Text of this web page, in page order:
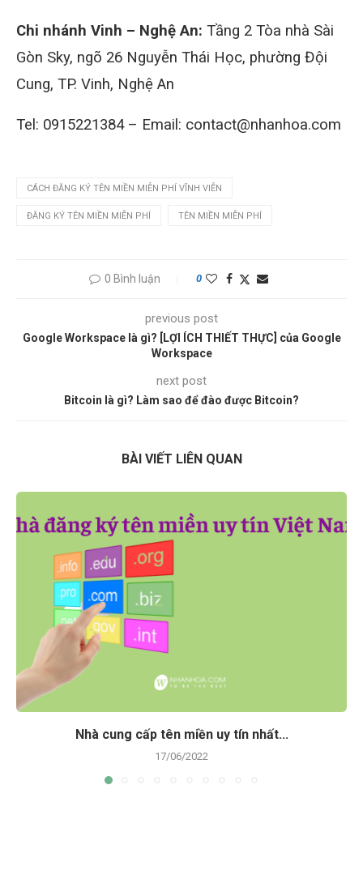
Chi nhánh Vinh – Nghệ An: Tầng 2 Tòa nhà Sài
Gòn Sky, ngõ 26 Nguyễn Thái Học, phường Đội
Cung, TP. Vinh, Nghệ An
Tel: 0915221384 – Email: contact@nhanhoa.com
CÁCH ĐĂNG KÝ TÊN MIỀN MIỄN PHÍ VĨNH VIỄN
ĐĂNG KÝ TÊN MIỀN MIỄN PHÍ TÊN MIỀN MIỄN PHÍ
0 Bình luận 0
previous post
Google Workspace là gì? [LỢI ÍCH THIẾT THỰC] của Google
Workspace
next post
Bitcoin là gì? Làm sao để đào được Bitcoin?
BÀI VIẾT LIÊN QUAN
Nhà cung cấp tên miền uy tín nhất...
17/06/2022